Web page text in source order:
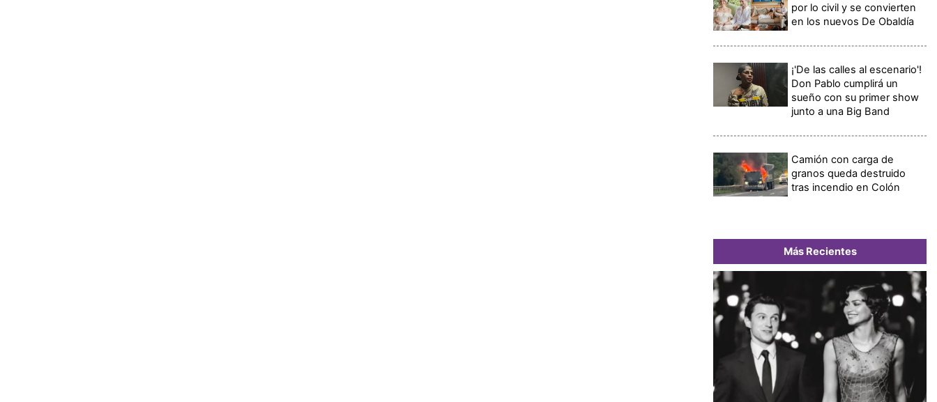
por lo civil y se convierten
en los nuevos De Obaldía
¡'De las calles al escenario'!
Don Pablo cumplirá un
sueño con su primer show
junto a una Big Band
Camión con carga de
granos queda destruido
tras incendio en Colón
Más Recientes